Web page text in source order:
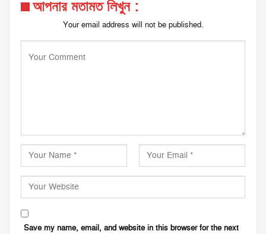
আপনার মতামত লিখুন :
Your email address will not be published.
Save my name, email, and website in this browser for the next